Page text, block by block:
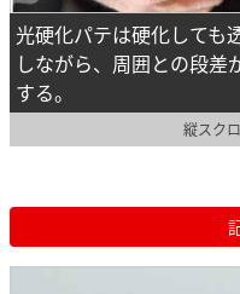
光硬化パテは硬化しても
しながら、周囲との段差
する。
縦スク